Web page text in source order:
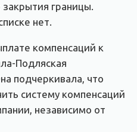
границы.
нет.
компенсаций к
Подляская
подчеркивала, что
систему компенсаций
независимо от